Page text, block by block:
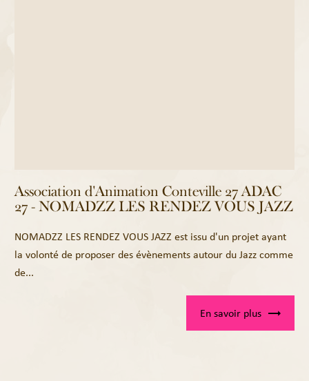
Association d'Animation Conteville 27 ADAC
27 - NOMADZZ LES RENDEZ VOUS JAZZ
NOMADZZ LES RENDEZ VOUS JAZZ est issu d'un projet ayant
la volonté de proposer des évènements autour du Jazz comme
de...
En savoir plus